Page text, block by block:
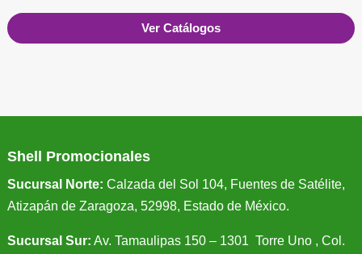
Ver Catálogos
Shell Promocionales
Sucursal Norte: Calzada del Sol 104, Fuentes de Satélite,
Atizapán de Zaragoza, 52998, Estado de México.
Sucursal Sur: Av. Tamaulipas 150 – 1301 Torre Uno , Col.